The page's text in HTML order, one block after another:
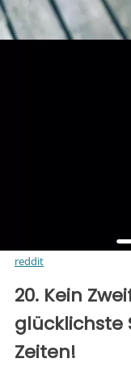
reddit
20. Kein
glücklichste
Zeiten!